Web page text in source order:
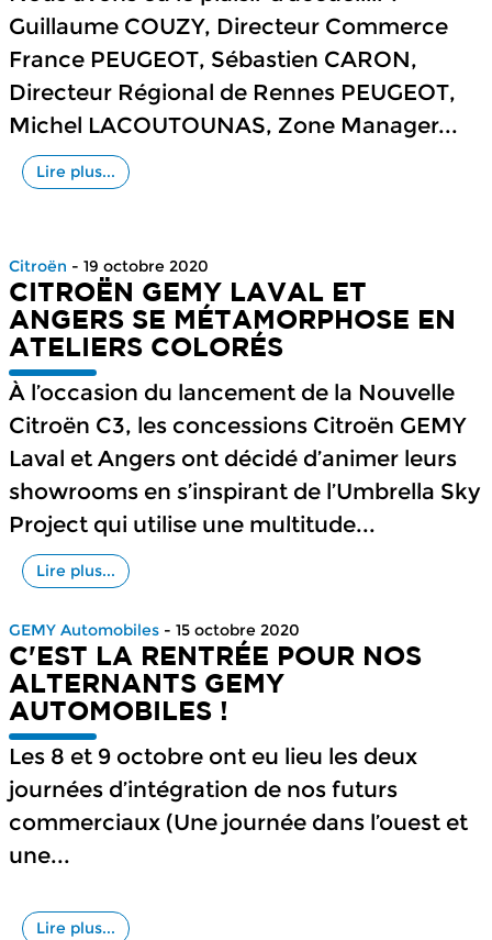
Guillaume COUZY, Directeur Commerce
France PEUGEOT, Sébastien CARON,
Directeur Régional de Rennes PEUGEOT,
Michel LACOUTOUNAS, Zone Manager...
Lire plus...
Citroën - 19 octobre 2020
CITROËN GEMY LAVAL ET
ANGERS SE MÉTAMORPHOSE EN
ATELIERS COLORÉS
À l’occasion du lancement de la Nouvelle
Citroën C3, les concessions Citroën GEMY
Laval et Angers ont décidé d’animer leurs
showrooms en s’inspirant de l’Umbrella Sky
Project qui utilise une multitude...
Lire plus...
GEMY Automobiles - 15 octobre 2020
C'EST LA RENTRÉE POUR NOS
ALTERNANTS GEMY
AUTOMOBILES !
Les 8 et 9 octobre ont eu lieu les deux
journées d’intégration de nos futurs
commerciaux (Une journée dans l’ouest et
une...
Lire plus...